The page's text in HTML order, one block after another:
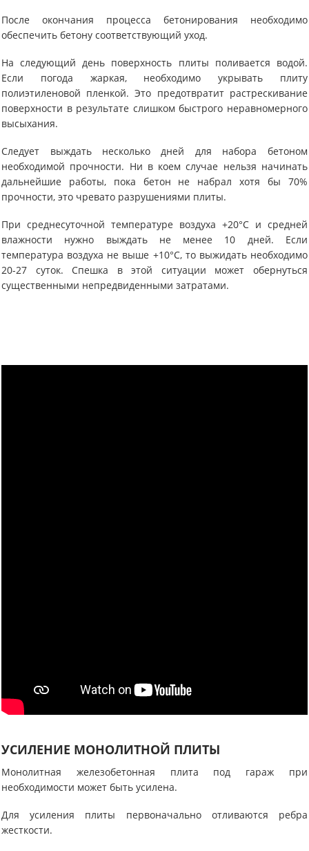
После окончания процесса бетонирования необходимо
обеспечить бетону соответствующий уход.
На следующий день поверхность плиты поливается водой.
Если погода жаркая, необходимо укрывать плиту
полиэтиленовой пленкой. Это предотвратит растрескивание
поверхности в результате слишком быстрого неравномерного
высыхания.
Следует выждать несколько дней для набора бетоном
необходимой прочности. Ни в коем случае нельзя начинать
дальнейшие работы, пока бетон не набрал хотя бы 70%
прочности, это чревато разрушениями плиты.
При среднесуточной температуре воздуха +20°С и средней
влажности нужно выждать не менее 10 дней. Если
температура воздуха не выше +10°С, то выжидать необходимо
20-27 суток. Спешка в этой ситуации может обернуться
существенными непредвиденными затратами.
УСИЛЕНИЕ МОНОЛИТНОЙ ПЛИТЫ
Монолитная железобетонная плита под гараж при
необходимости может быть усилена.
Для усиления плиты первоначально отливаются ребра
жесткости.